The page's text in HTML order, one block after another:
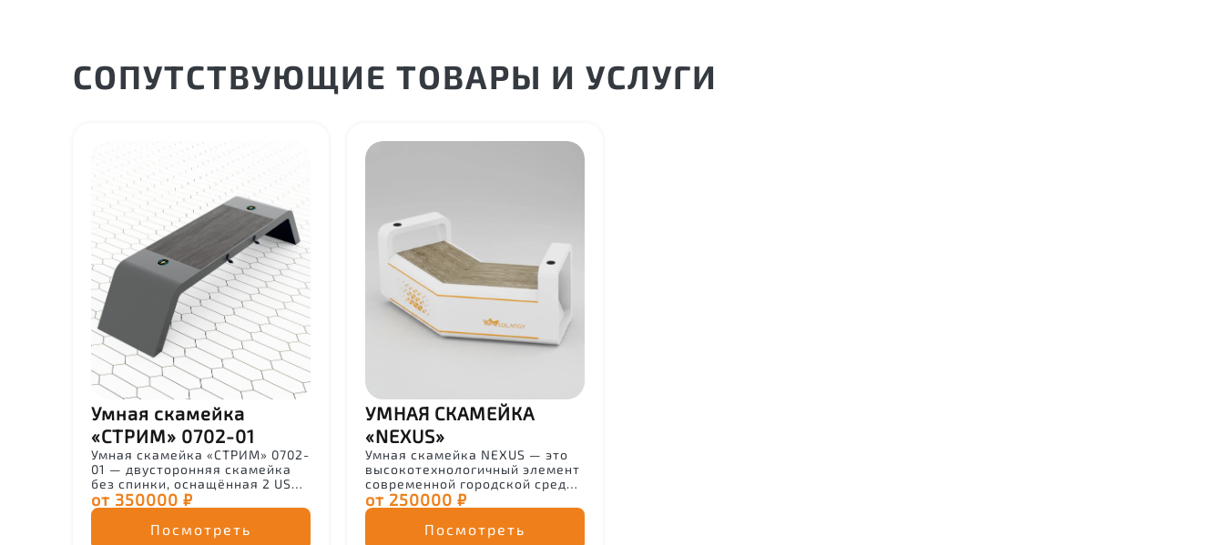
СОПУТСТВУЮЩИЕ ТОВАРЫ И УСЛУГИ
Умная скамейка
«СТРИМ» 0702-01
Умная скамейка «СТРИМ» 0702-
01 — двусторонняя скамейка
без спинки, оснащённая 2 USB-
портами и 2 беспроводными
зарядками Qi. Работает от
солнечной панели и
аккумулятора, имеет Wi-Fi,
от 350000 ₽
Посмотреть
УМНАЯ СКАМЕЙКА
«NEXUS»
Умная скамейка NEXUS — это
высокотехнологичный элемент
современной городской среды,
разработанный на стыке
промышленного дизайна,
интеллектуальной электроники
и принципов устойчивого
от 250000 ₽
Посмотреть